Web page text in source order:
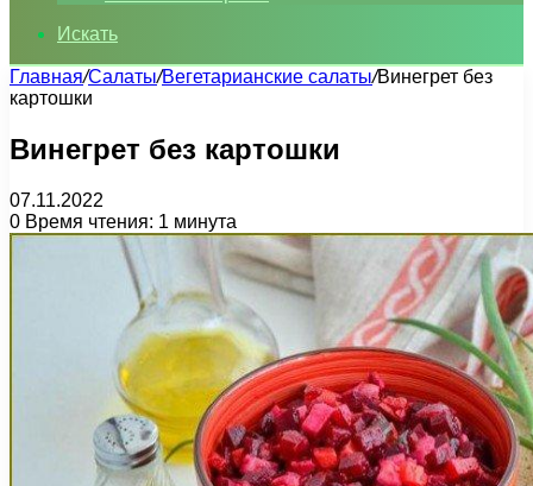
Искать
Главная/Салаты/Вегетарианские салаты/Винегрет без
картошки
Винегрет без картошки
07.11.2022
0 Время чтения: 1 минута